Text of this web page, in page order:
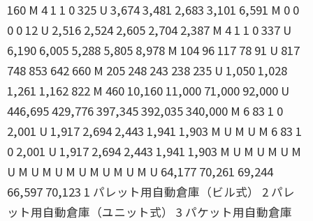
160 M 4 1 1 0 325 U 3,674 3,481 2,683 3,101 6,591 M 0 0
0 0 12 U 2,516 2,524 2,605 2,704 2,387 M 4 1 1 0 337 U
6,190 6,005 5,288 5,805 8,978 M 104 96 117 78 91 U 817
748 853 642 660 M 205 248 243 238 235 U 1,050 1,028
1,261 1,162 822 M 460 10,160 11,000 71,000 92,000 U
446,695 429,776 397,345 392,035 340,000 M 6 83 1 0
2,001 U 1,917 2,694 2,443 1,941 1,903 M U M U M 6 83 1
0 2,001 U 1,917 2,694 2,443 1,941 1,903 M U M U M U M
U M U M U M U M U M U M U 64,177 70,261 69,244
66,597 70,123 1 パレット用自動倉庫（ビル式） 2 パレ
ット用自動倉庫（ユニット式） 3 パケット用自動倉庫